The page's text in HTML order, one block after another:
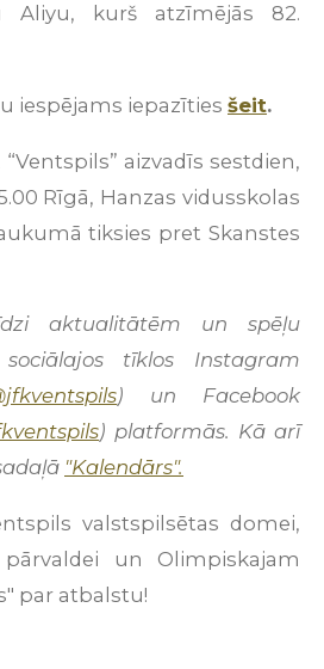
Aliyu, kurš atzīmējās 82.
iespējams iepazīties šeit.
aizvadīs sestdien,
Rīgā, Hanzas vidusskolas
tiksies pret Skanstes
aktualitātēm un spēļu
tīklos Instagram
) un Facebook
) platformās. Kā arī
"Kalendārs".
valstspilsētas domei,
un Olimpiskajam
par atbalstu!